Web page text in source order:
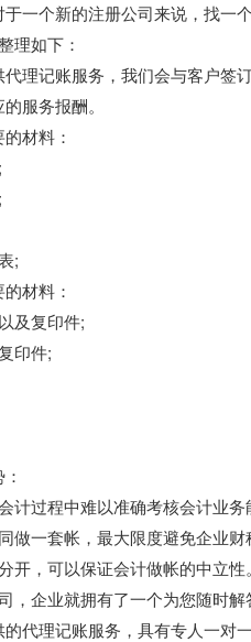
一个新的注册公司来说，找
理如下：
记账服务，我们会与客户签
服务报酬。
材料：
;
材料：
及复印件;
印件;
过程中难以准确考核会计业务
一套帐，最大限度避免企业财
，可以保证会计做帐的中立性
企业就拥有了一个为您随时解
理记账服务，具有专人一对